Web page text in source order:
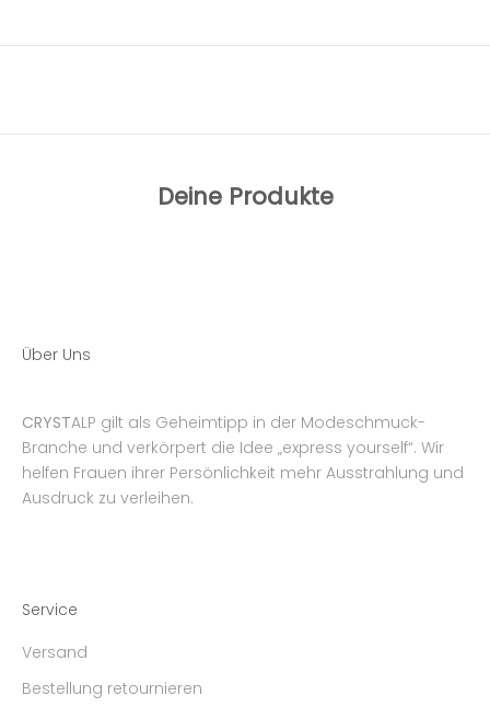
Deine Produkte
Über Uns
CRYSTALP gilt als Geheimtipp in der Modeschmuck-
Branche und verkörpert die Idee „express yourself“. Wir
helfen Frauen ihrer Persönlichkeit mehr Ausstrahlung und
Ausdruck zu verleihen.
Service
Versand
Bestellung retournieren